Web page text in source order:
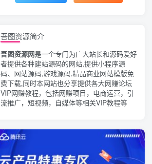
吾图资源简介
吾图资源网是一个专门为广大站长和源码爱好
者提供各种建站源码的网站,提供小程序源
码、网站源码,游戏源码,精品商业网站模版免
费下载,同时本网站也分享提供各大网赚论坛
VIP网赚教程，包括网赚项目，电商运营，引
流推广，短视频，自媒体等相关VIP教程等